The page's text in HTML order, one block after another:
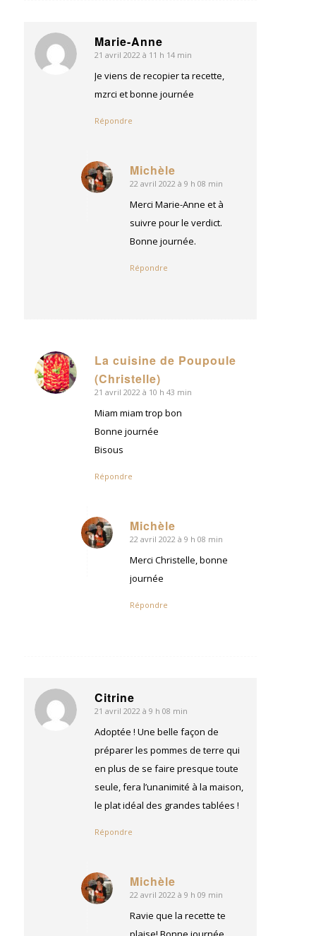
Marie-Anne
dit
:
21 avril 2022 à 11 h 14 min
Je viens de recopier ta recette,
mzrci et bonne journée
Répondre
Michèle
dit
22 avril 2022 à 9 h 08 min
Merci Marie-Anne et à
suivre pour le verdict.
Bonne journée.
Répondre
La cuisine de Poupoule
(Christelle)
dit
:
21 avril 2022 à 10 h 43 min
Miam miam trop bon
Bonne journée
Bisous
Répondre
Michèle
dit
22 avril 2022 à 9 h 08 min
Merci Christelle, bonne
journée
Répondre
Citrine
dit
:
21 avril 2022 à 9 h 08 min
Adoptée ! Une belle façon de
préparer les pommes de terre qui
en plus de se faire presque toute
seule, fera l’unanimité à la maison,
le plat idéal des grandes tablées !
Répondre
Michèle
dit
22 avril 2022 à 9 h 09 min
Ravie que la recette te